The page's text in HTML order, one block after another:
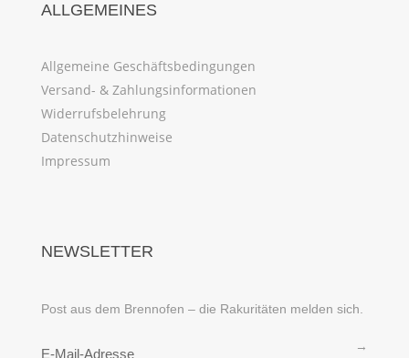
ALLGEMEINES
Allgemeine Geschäftsbedingungen
Versand- & Zahlungsinformationen
Widerrufsbelehrung
Datenschutzhinweise
Impressum
NEWSLETTER
Post aus dem Brennofen – die Rakuritäten melden sich.
→